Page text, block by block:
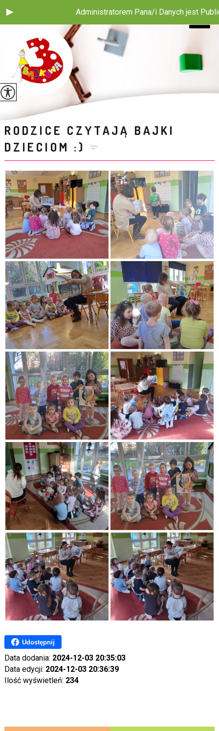
Administratorem Pana/i Danych jest
RODZICE CZYTAJĄ BAJKI
DZIECIOM :)
Udostępnij
Data dodania: 2024-12-03 20:35:03
Data edycji: 2024-12-03 20:36:39
Ilość wyświetleń: 234